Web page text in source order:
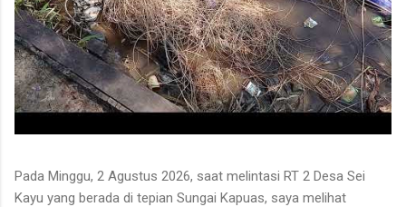
Pada Minggu, 2 Agustus 2026, saat melintasi RT 2 Desa Sei
Kayu yang berada di tepian Sungai Kapuas, saya melihat